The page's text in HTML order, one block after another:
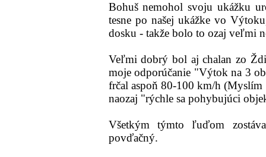
Bohuš nemohol svoju ukážku
tesne po našej ukážke vo
dosku - takže bolo to ozaj veľmi
Veľmi dobrý bol aj chalan zo
moje odporúčanie "Výtok na 3
frčal aspoň 80-100 km/h
naozaj "rýchle sa pohybujúci
Všetkým týmto ľuďom
povďačný.